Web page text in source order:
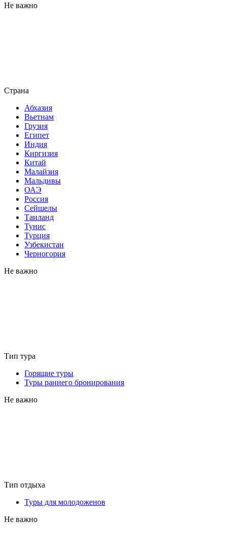
Не важно
Страна
Абхазия
Вьетнам
Грузия
Египет
Индия
Киргизия
Китай
Малайзия
Мальдивы
ОАЭ
Россия
Сейшелы
Таиланд
Тунис
Турция
Узбекистан
Черногория
Не важно
Тип тура
Горящие туры
Туры раннего бронирования
Не важно
Тип отдыха
Туры для молодоженов
Не важно